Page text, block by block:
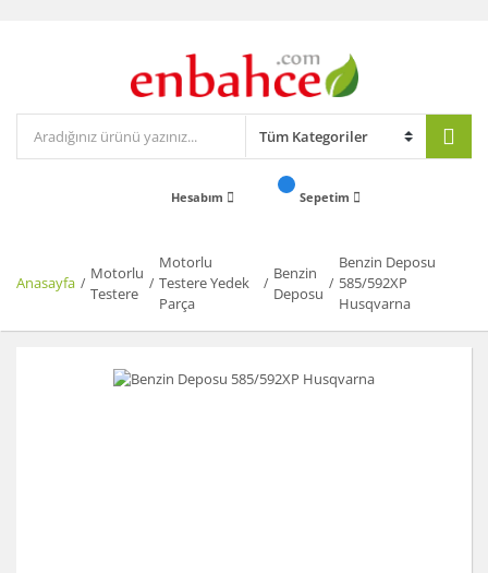
Hesabım Sepetim
Anasayfa
Motorlu
Testere
Motorlu
Testere Yedek
Parça
Benzin
Deposu
Benzin Deposu
585/592XP
Husqvarna